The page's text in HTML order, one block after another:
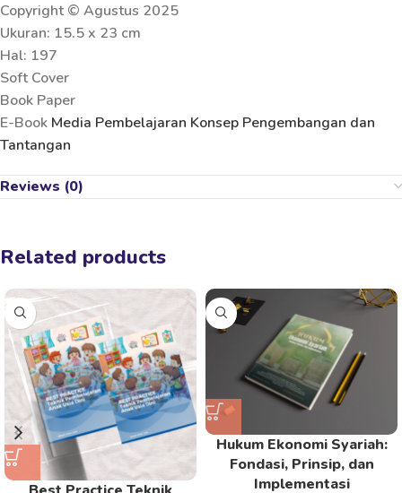
Copyright © Agustus 2025
Ukuran: 15.5 x 23 cm
Hal: 197
Soft Cover
Book Paper
E-Book Media Pembelajaran Konsep Pengembangan dan
Tantangan
Reviews (0)
Related products
Hukum Ekonomi Syariah:
Fondasi, Prinsip, dan
Implementasi